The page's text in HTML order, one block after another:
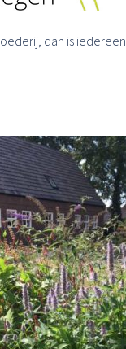
dan is